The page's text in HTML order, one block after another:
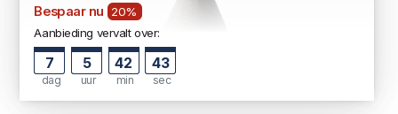
Bespaar nu
20%
Aanbieding vervalt over:
7
dag
5
uur
42
min
42
sec